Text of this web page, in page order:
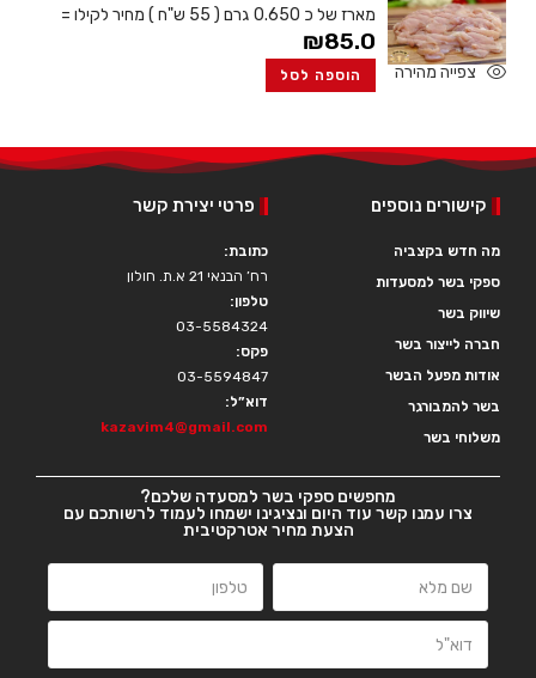
צפייה מהירה
מארז של כ 0.650 גרם ( 55 ש"ח )
מחיר לקילו =
₪85.0
הוספה לסל
קישורים נוספים
מה חדש בקצביה
ספקי בשר למסעדות
שיווק בשר
חברה לייצור בשר
אודות מפעל הבשר
בשר להמבורגר
משלוחי בשר
פרטי יצירת קשר
כתובת:
רח’ הבנאי 21 א.ת. חולון
טלפון:
03-5584324
פקס:
03-5594847
דוא”ל:
kazavim4@gmail.com
מחפשים ספקי בשר למסעדה שלכם?
צרו עמנו קשר עוד היום ונציגינו ישמחו לעמוד לרשותכם עם
הצעת מחיר אטרקטיבית